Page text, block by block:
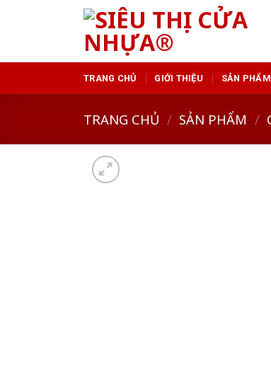
TRANG CHỦ GIỚI THIỆU SẢN PHẨM
TRANG CHỦ / SẢN PHẨM /